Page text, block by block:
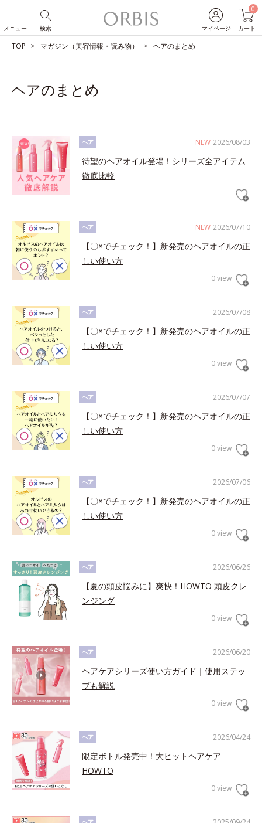
マイページ
0
カート
検索
メニュー
TOP マガジン（美容情報・読み物） ヘアのまとめ
ヘアのまとめ
NEW 2026/08/03
ヘア
待望のヘアオイル登場！シリーズ全アイテム
徹底比較
NEW 2026/07/10
ヘア
【〇×でチェック！】新発売のヘアオイルの正
しい使い方
0 view
2026/07/08
ヘア
【〇×でチェック！】新発売のヘアオイルの正
しい使い方
0 view
2026/07/07
ヘア
【〇×でチェック！】新発売のヘアオイルの正
しい使い方
0 view
2026/07/06
ヘア
【〇×でチェック！】新発売のヘアオイルの正
しい使い方
0 view
2026/06/26
ヘア
【夏の頭皮悩みに】爽快！HOWTO 頭皮クレ
ンジング
0 view
2026/06/20
ヘア
ヘアケアシリーズ使い方ガイド｜使用ステッ
プも解説
0 view
2026/04/24
ヘア
限定ボトル発売中！大ヒットヘアケア
HOWTO
0 view